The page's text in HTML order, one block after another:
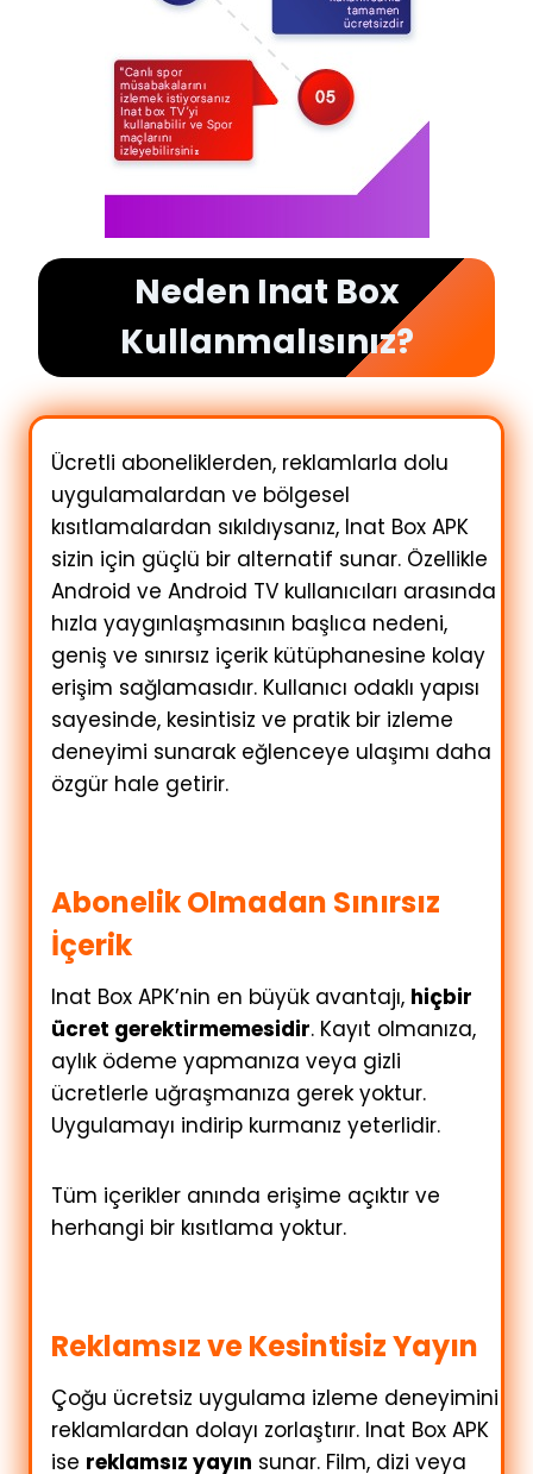
Neden Inat Box
Kullanmalısınız?
Ücretli aboneliklerden, reklamlarla dolu
uygulamalardan ve bölgesel
kısıtlamalardan sıkıldıysanız, Inat Box APK
sizin için güçlü bir alternatif sunar. Özellikle
Android ve Android TV kullanıcıları arasında
hızla yaygınlaşmasının başlıca nedeni,
geniş ve sınırsız içerik kütüphanesine kolay
erişim sağlamasıdır. Kullanıcı odaklı yapısı
sayesinde, kesintisiz ve pratik bir izleme
deneyimi sunarak eğlenceye ulaşımı daha
özgür hale getirir.
Abonelik Olmadan Sınırsız
İçerik
Inat Box APK’nin en büyük avantajı, hiçbir
ücret gerektirmemesidir. Kayıt olmanıza,
aylık ödeme yapmanıza veya gizli
ücretlerle uğraşmanıza gerek yoktur.
Uygulamayı indirip kurmanız yeterlidir.
Tüm içerikler anında erişime açıktır ve
herhangi bir kısıtlama yoktur.
Reklamsız ve Kesintisiz Yayın
Çoğu ücretsiz uygulama izleme deneyimini
reklamlardan dolayı zorlaştırır. Inat Box APK
ise reklamsız yayın sunar. Film, dizi veya